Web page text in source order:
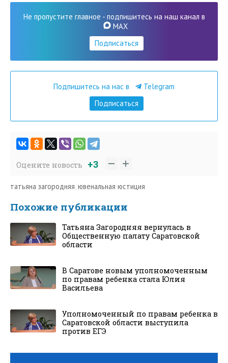
Не пропустите главное - подпишитесь на наш канал в
MAX
Подписаться
Подпишитесь на нас в
Telegram
Подписаться
Оцените новость +3
татьяна загородняя ювенальная юстиция
Похожие публикации
Татьяна Загородняя вернулась в
Общественную палату Саратовской
области
В Саратове новым уполномоченным
по правам ребенка стала Юлия
Васильева
Уполномоченный по правам ребенка в
Саратовской области выступила
против ЕГЭ